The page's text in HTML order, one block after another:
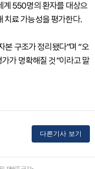
계 550명의 환자를 대상으
치료 가능성을 평가한다.
본 구조가 정리됐다”며 “오
가 명확해질 것”이라고 말
다른기사 보기